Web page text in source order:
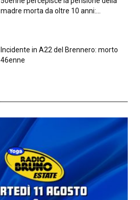
madre morta da oltre 10 anni:...
Incidente in A22 del Brennero: morto
46enne